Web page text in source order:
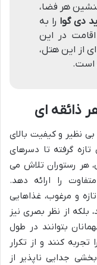
هر فضا،
دی گوا را به
در این
از این هتل،
است.
ذائقه ای
نظیر و کیفیت بالای
گرفته تا دسرهای
هر رستوران تلاش می
را ارائه دهد.
و مرغوب، غذاهایی
از نظر بصری نیز
بتوانند در طول
کنند و از تکرار
جدایی ناپذیر از